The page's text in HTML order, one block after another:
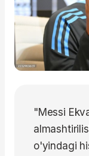
"Messi
o'yindagi